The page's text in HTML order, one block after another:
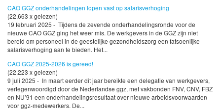
CAO GGZ onderhandelingen lopen vast op salarisverhoging
(22,663 x gelezen)
19 februari 2025 - Tijdens de zevende onderhandelingsronde voor de
nieuwe CAO GGZ ging het weer mis. De werkgevers in de GGZ zijn niet
bereid om personeel in de geestelijke gezondheidszorg een fatsoenlijke
salarisverhoging aan te bieden. Het...
CAO GGZ 2025-2026 is gereed!
(22,223 x gelezen)
9 juli 2025 - In maart eerder dit jaar bereikte een delegatie van werkgevers,
vertegenwoordigd door de Nederlandse ggz, met vakbonden FNV, CNV, FBZ
en NU’91 een onderhandelingsresultaat over nieuwe arbeidsvoorwaarden
voor ggz-medewerkers. De...